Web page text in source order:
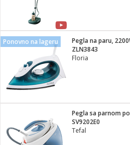
Ponovno na lageru
Pegla na paru,
ZLN3843
Floria
SV9202E0
Tefal